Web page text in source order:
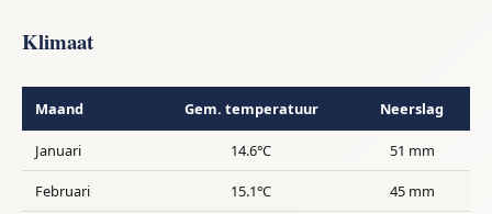
Klimaat
Maand Gem. temperatuur Neerslag
Januari 14.6°C 51 mm
Februari 15.1°C 45 mm